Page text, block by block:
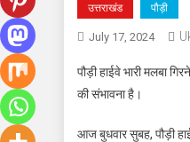
उत्तराखंड पौड़ी
July 17, 2024
पौड़ी हाईवे भारी मलबा
की संभावना है।
आज बुधवार सुबह, पौड़ी